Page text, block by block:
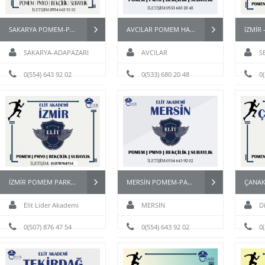
HAZIRLIK KURSU
İNCELE PAEM PMYO KURSU
KURSU DETAYLI İNCELE
SAKARYA POMEM-PAEM-PMYO-PÖH- HAZIRLIK KURSU
SAKARYA-ADAPAZARI
0(554) 643 92 02
AVCILAR POMEM HAZIRLIK
AVCILAR
0(533) 680 20 48
İZMİR POMEM PARKURLARI
Elit Lider Akademi
0(507) 876 47 54
MERSİN POMEM-PAEM-PMYO-PÖH- HAZIRLIK KURSU
MERSİN
0(554) 643 92 02